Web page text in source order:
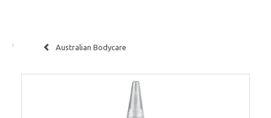
Australian Bodycare